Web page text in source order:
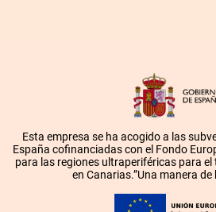
Esta empresa se ha acogido a las
España cofinanciadas con el Fondo
para las regiones ultraperiféricas para
en Canarias.”Una manera de